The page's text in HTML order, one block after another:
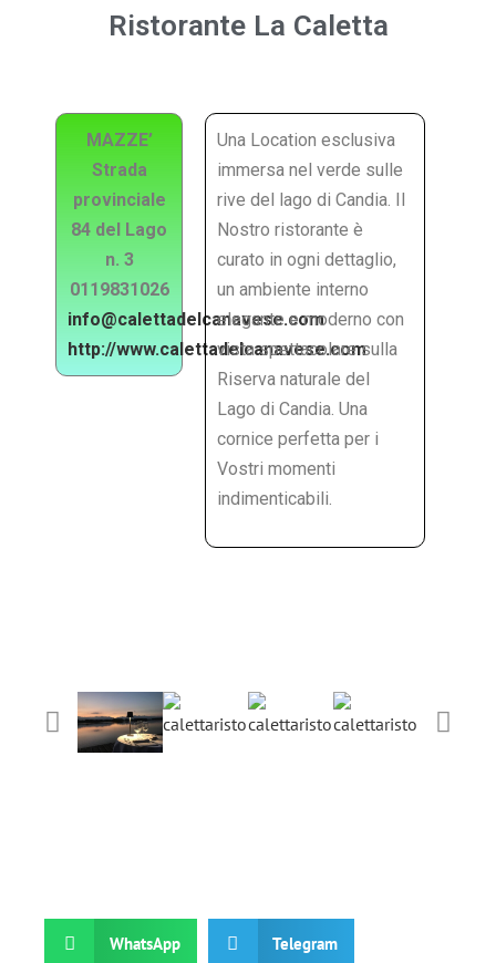
Ristorante La Caletta
MAZZE’
Strada
provinciale
84 del Lago
n. 3
0119831026
info@calettadelcanavese.com
http://www.calettadelcanavese.com
Una Location esclusiva
immersa nel verde sulle
rive del lago di Candia. Il
Nostro ristorante è
curato in ogni dettaglio,
un ambiente interno
elegante e moderno con
vista spettacolare sulla
Riserva naturale del
Lago di Candia. Una
cornice perfetta per i
Vostri momenti
indimenticabili.
WhatsApp Telegram